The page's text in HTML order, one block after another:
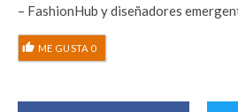
– FashionHub y diseñadores
ME GUSTA 0